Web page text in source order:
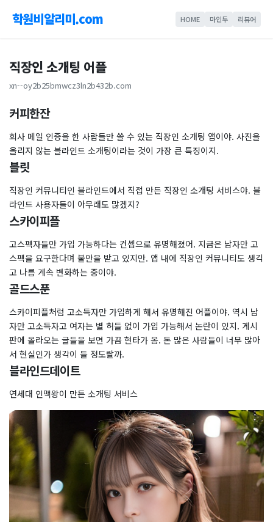
학원비알리미.com HOME 마인두 리뷰어
직장인 소개팅 어플
xn--oy2b25bmwcz3ln2b432b.com
커피한잔
회사 메일 인증을 한 사람들만 쓸 수 있는 직장인 소개팅 앱이야. 사진을
올리지 않는 블라인드 소개팅이라는 것이 가장 큰 특징이지.
블릿
직장인 커뮤니티인 블라인드에서 직접 만든 직장인 소개팅 서비스야. 블
라인드 사용자들이 아무래도 많겠지?
스카이피플
고스펙자들만 가입 가능하다는 컨셉으로 유명해졌어. 지금은 남자만 고
스펙을 요구한다며 불만을 받고 있지만. 앱 내에 직장인 커뮤니티도 생긱
고 나름 계속 변화하는 중이야.
골드스푼
스카이피플처럼 고소득자만 가입하게 해서 유명해진 어플이야. 역시 남
자만 고소득자고 여자는 별 허들 없이 가입 가능해서 논란이 있지. 게시
판에 올라오는 글들을 보면 가끔 현타가 옴. 돈 많은 사람들이 너무 많아
서 현실인가 생각이 들 정도랄까.
블라인드데이트
연세대 인맥왕이 만든 소개팅 서비스